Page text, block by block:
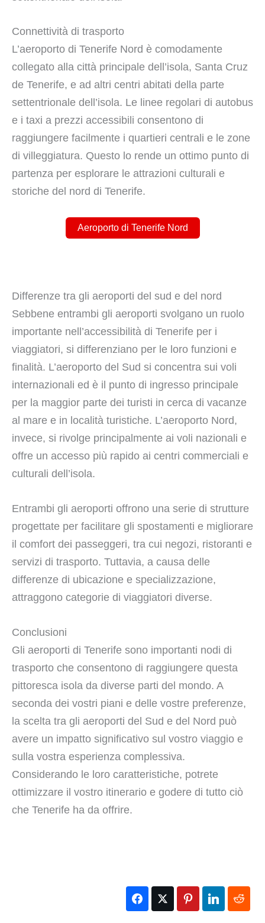
Connettività di trasporto
L’aeroporto di Tenerife Nord è comodamente
collegato alla città principale dell’isola, Santa Cruz
de Tenerife, e ad altri centri abitati della parte
settentrionale dell’isola. Le linee regolari di autobus
e i taxi a prezzi accessibili consentono di
raggiungere facilmente i quartieri centrali e le zone
di villeggiatura. Questo lo rende un ottimo punto di
partenza per esplorare le attrazioni culturali e
storiche del nord di Tenerife.
Aeroporto di Tenerife Nord
Differenze tra gli aeroporti del sud e del nord
Sebbene entrambi gli aeroporti svolgano un ruolo
importante nell’accessibilità di Tenerife per i
viaggiatori, si differenziano per le loro funzioni e
finalità. L’aeroporto del Sud si concentra sui voli
internazionali ed è il punto di ingresso principale
per la maggior parte dei turisti in cerca di vacanze
al mare e in località turistiche. L’aeroporto Nord,
invece, si rivolge principalmente ai voli nazionali e
offre un accesso più rapido ai centri commerciali e
culturali dell’isola.
Entrambi gli aeroporti offrono una serie di strutture
progettate per facilitare gli spostamenti e migliorare
il comfort dei passeggeri, tra cui negozi, ristoranti e
servizi di trasporto. Tuttavia, a causa delle
differenze di ubicazione e specializzazione,
attraggono categorie di viaggiatori diverse.
Conclusioni
Gli aeroporti di Tenerife sono importanti nodi di
trasporto che consentono di raggiungere questa
pittoresca isola da diverse parti del mondo. A
seconda dei vostri piani e delle vostre preferenze,
la scelta tra gli aeroporti del Sud e del Nord può
avere un impatto significativo sul vostro viaggio e
sulla vostra esperienza complessiva.
Considerando le loro caratteristiche, potrete
ottimizzare il vostro itinerario e godere di tutto ciò
che Tenerife ha da offrire.